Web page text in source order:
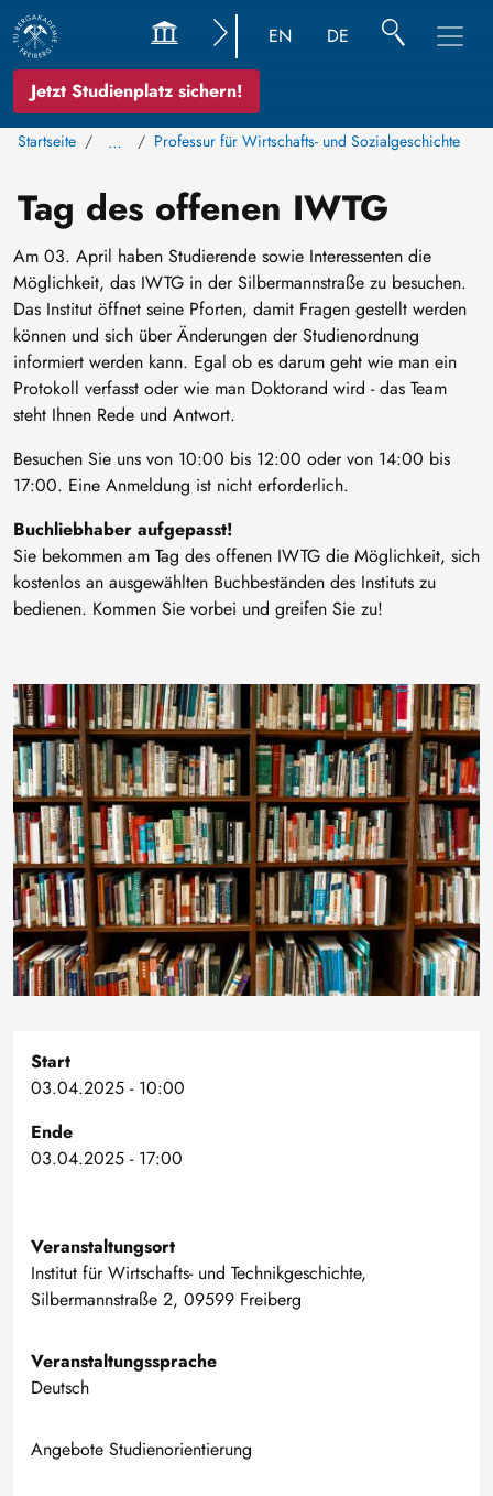
Jetzt Studienplatz sichern!
EN DE
Startseite … Professur für Wirtschafts- und Sozialgeschichte
Tag des offenen IWTG
Am 03. April haben Studierende sowie Interessenten die
Möglichkeit, das IWTG in der Silbermannstraße zu besuchen.
Das Institut öffnet seine Pforten, damit Fragen gestellt werden
können und sich über Änderungen der Studienordnung
informiert werden kann. Egal ob es darum geht wie man ein
Protokoll verfasst oder wie man Doktorand wird - das Team
steht Ihnen Rede und Antwort.
Besuchen Sie uns von 10:00 bis 12:00 oder von 14:00 bis
17:00. Eine Anmeldung ist nicht erforderlich.
Buchliebhaber aufgepasst!
Sie bekommen am Tag des offenen IWTG die Möglichkeit, sich
kostenlos an ausgewählten Buchbeständen des Instituts zu
bedienen. Kommen Sie vorbei und greifen Sie zu!
Bild
Start
03.04.2025 - 10:00
Ende
03.04.2025 - 17:00
Veranstaltungsort
Institut für Wirtschafts- und Technikgeschichte,
Silbermannstraße 2, 09599 Freiberg
Veranstaltungssprache
Deutsch
Angebote Studienorientierung